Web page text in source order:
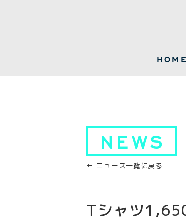
HOME
NEWS
← ニュース一覧に戻る
Tシャツ